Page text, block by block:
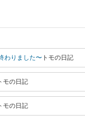
わりました〜 トモの日記
モの日記
モの日記